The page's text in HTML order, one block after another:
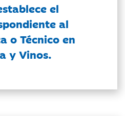
el
al
o Técnico en
y Vinos.